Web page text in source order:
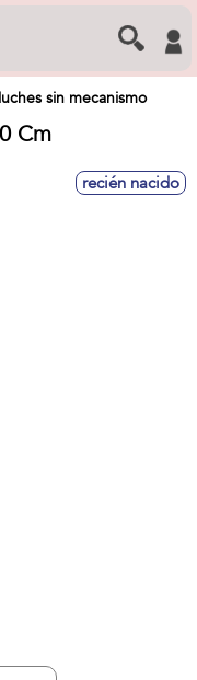
sin mecanismo
Cm
recién nacido